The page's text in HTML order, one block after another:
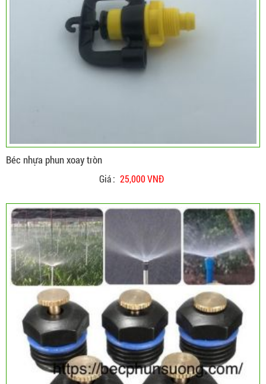
Béc nhựa phun xoay tròn
Giá : 25,000 VNĐ